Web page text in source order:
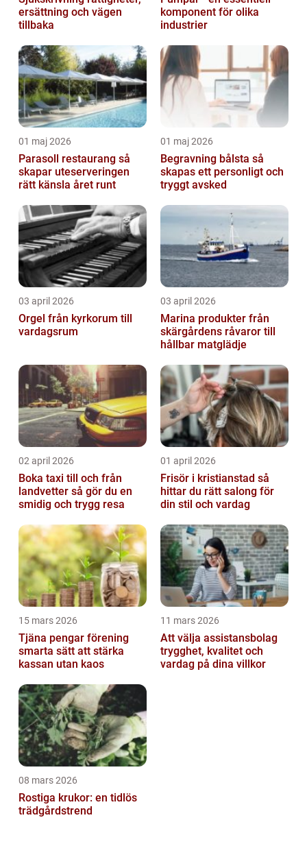
ersättning och vägen
tillbaka
komponent för olika
industrier
01 maj 2026
Parasoll restaurang så
skapar uteserveringen
rätt känsla året runt
01 maj 2026
Begravning bålsta så
skapas ett personligt och
tryggt avsked
03 april 2026
Orgel från kyrkorum till
vardagsrum
03 april 2026
Marina produkter från
skärgårdens råvaror till
hållbar matglädje
02 april 2026
Boka taxi till och från
landvetter så gör du en
smidig och trygg resa
01 april 2026
Frisör i kristianstad så
hittar du rätt salong för
din stil och vardag
15 mars 2026
Tjäna pengar förening
smarta sätt att stärka
kassan utan kaos
11 mars 2026
Att välja assistansbolag
trygghet, kvalitet och
vardag på dina villkor
08 mars 2026
Rostiga krukor: en tidlös
trädgårdstrend